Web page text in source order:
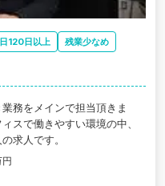
120日以上
残業少なめ
務をメインで担当頂きま
スで働きやすい環境の中、
求人です。
円